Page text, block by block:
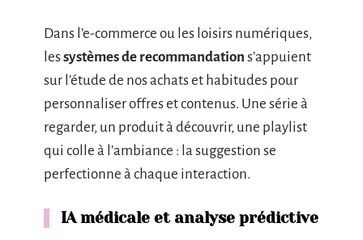
Dans l’e-commerce ou les loisirs numériques,
lessystèmes de recommandation s’appuient
sur l’étude de nos achats et habitudes pour
personnaliser offres et contenus. Une série à
regarder, un produit à découvrir, une playlist
qui colle à l’ambiance : la suggestion se
perfectionne à chaque interaction.
IA médicale et analyse prédictive